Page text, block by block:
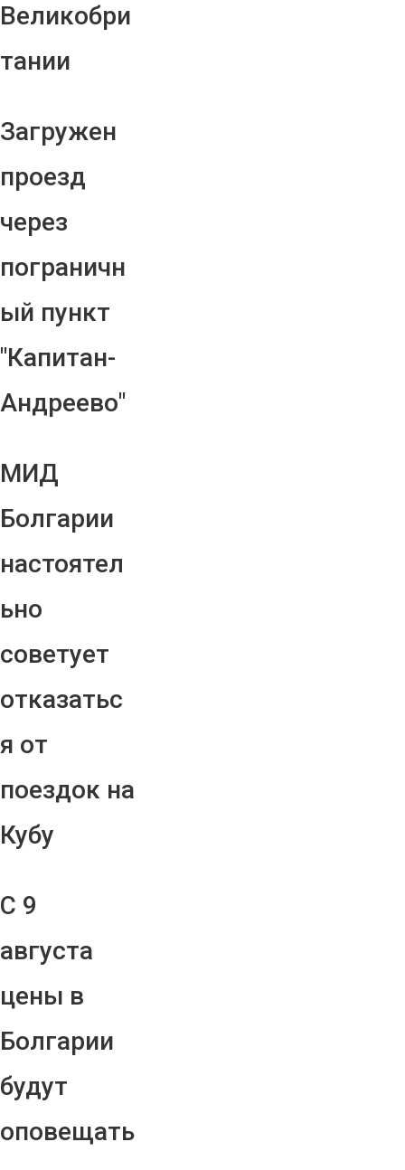
Великобри
тании
Загружен
проезд
через
пограничн
ый пункт
"Капитан-
Андреево"
МИД
Болгарии
настоятел
ьно
советует
отказатьс
я от
поездок на
Кубу
С 9
августа
цены в
Болгарии
будут
оповещать